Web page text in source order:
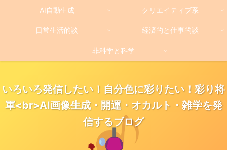
いろいろ発信したい！自分色に彩りたい！彩り将
軍<br>AI画像生成・開運・オカルト・雑学を発
信するブログ
AI自動生成 クリエイティブ系
日常生活的談 経済的と仕事的談
非科学と科学